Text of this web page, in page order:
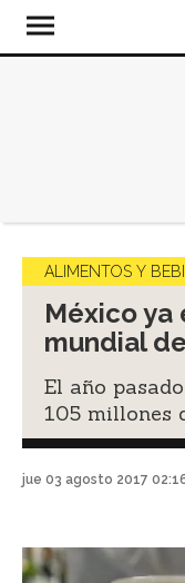
ALIMENTOS Y
México ya
mundial
El año
105 millones
jue 03 agosto 2017